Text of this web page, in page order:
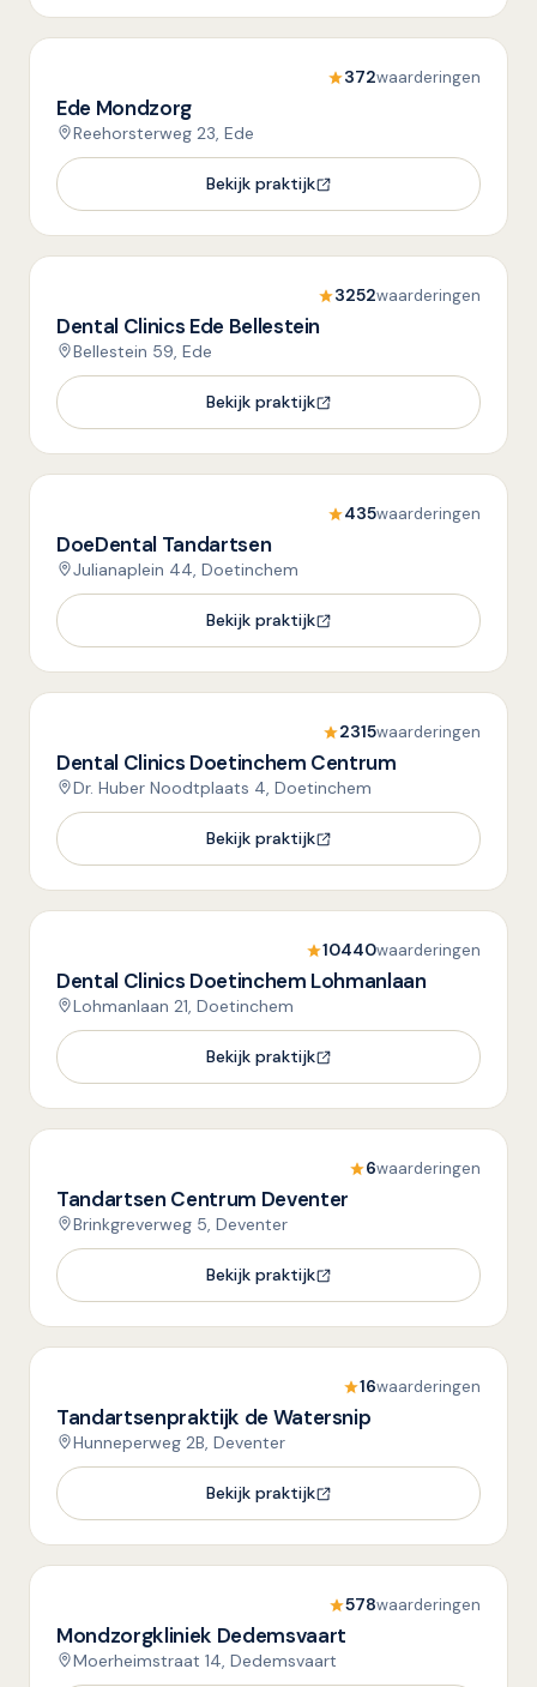
372waarderingen
Ede Mondzorg
Reehorsterweg 23, Ede
Bekijk praktijk
3252waarderingen
Dental Clinics Ede Bellestein
Bellestein 59, Ede
Bekijk praktijk
435waarderingen
DoeDental Tandartsen
Julianaplein 44, Doetinchem
Bekijk praktijk
2315waarderingen
Dental Clinics Doetinchem Centrum
Dr. Huber Noodtplaats 4, Doetinchem
Bekijk praktijk
10440waarderingen
Dental Clinics Doetinchem Lohmanlaan
Lohmanlaan 21, Doetinchem
Bekijk praktijk
6waarderingen
Tandartsen Centrum Deventer
Brinkgreverweg 5, Deventer
Bekijk praktijk
16waarderingen
Tandartsenpraktijk de Watersnip
Hunneperweg 2B, Deventer
Bekijk praktijk
578waarderingen
Mondzorgkliniek Dedemsvaart
Moerheimstraat 14, Dedemsvaart